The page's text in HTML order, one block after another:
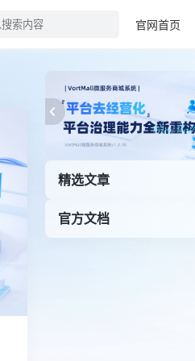
官网首页
精选文章
官方文档